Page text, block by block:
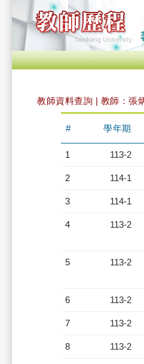
教師資料查詢 | 教師：張
# 學年期
1 113-2
2 114-1
3 114-1
4 113-2
5 113-2
6 113-2
7 113-2
8 113-2